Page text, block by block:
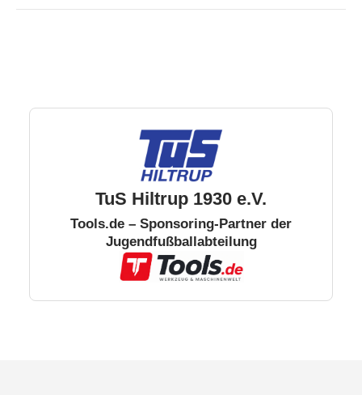
TuS Hiltrup 1930 e.V.
Tools.de – Sponsoring-Partner der
Jugendfußballabteilung